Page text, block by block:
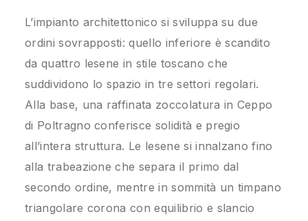
L’impianto architettonico si sviluppa su due
ordini sovrapposti: quello inferiore è scandito
da quattro lesene in stile toscano che
suddividono lo spazio in tre settori regolari.
Alla base, una raffinata zoccolatura in Ceppo
di Poltragno conferisce solidità e pregio
all’intera struttura. Le lesene si innalzano fino
alla trabeazione che separa il primo dal
secondo ordine, mentre in sommità un timpano
triangolare corona con equilibrio e slancio